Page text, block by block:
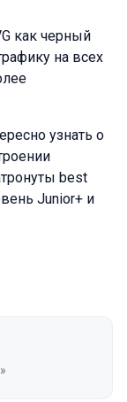
как черный
на всех
узнать о
best
Junior+ и